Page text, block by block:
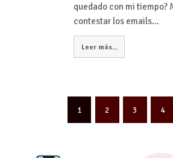
quedado con mi tiempo?
contestar los emails…
Leer más...
1 2 3 4